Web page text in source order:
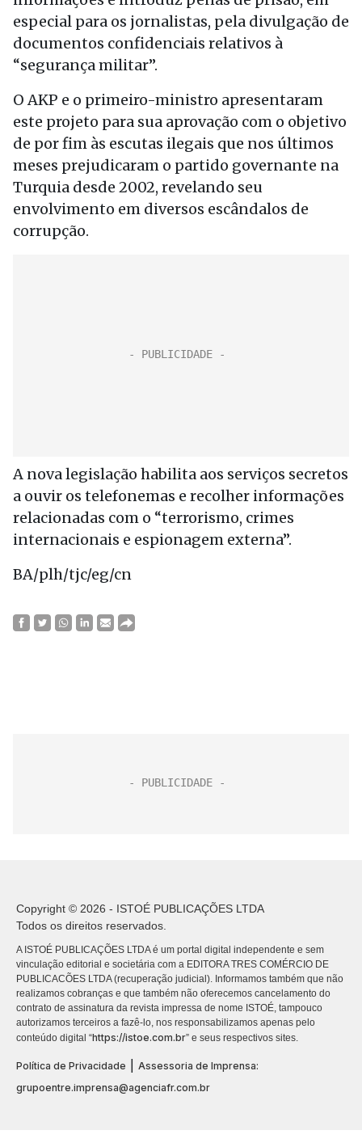
especial para os jornalistas, pela divulgação de
documentos confidenciais relativos à
“segurança militar”.
O AKP e o primeiro-ministro apresentaram
este projeto para sua aprovação com o objetivo
de por fim às escutas ilegais que nos últimos
meses prejudicaram o partido governante na
Turquia desde 2002, revelando seu
envolvimento em diversos escândalos de
corrupção.
A nova legislação habilita aos serviços secretos
a ouvir os telefonemas e recolher informações
relacionadas com o “terrorismo, crimes
internacionais e espionagem externa”.
BA/plh/tjc/eg/cn
Copyright © 2026 - ISTOÉ PUBLICAÇÕES LTDA
Todos os direitos reservados.
A ISTOÉ PUBLICAÇÕES LTDA é um portal digital independente e sem
vinculação editorial e societária com a EDITORA TRES COMÉRCIO DE
PUBLICACÕES LTDA (recuperação judicial). Informamos também que não
realizamos cobranças e que também não oferecemos cancelamento do
contrato de assinatura da revista impressa de nome ISTOÉ, tampouco
autorizamos terceiros a fazê-lo, nos responsabilizamos apenas pelo
conteúdo digital “https://istoe.com.br” e seus respectivos sites.
Política de Privacidade
Assessoria de Imprensa:
grupoentre.imprensa@agenciafr.com.br